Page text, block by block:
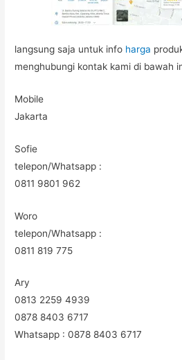
langsung saja untuk info harga
menghubungi kontak kami di bawah
Mobile
Jakarta
Sofie
telepon/Whatsapp :
0811 9801 962
Woro
telepon/Whatsapp :
0811 819 775
Ary
0813 2259 4939
0878 8403 6717
Whatsapp : 0878 8403 6717